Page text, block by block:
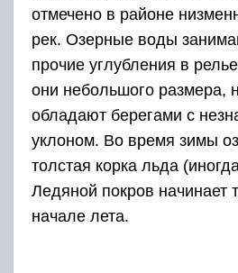
отмечено в районе
рек. Озерные воды
прочие углубления в
они небольшого размера,
обладают берегами с
уклоном. Во время зимы
толстая корка льда
Ледяной покров начинает
начале лета.